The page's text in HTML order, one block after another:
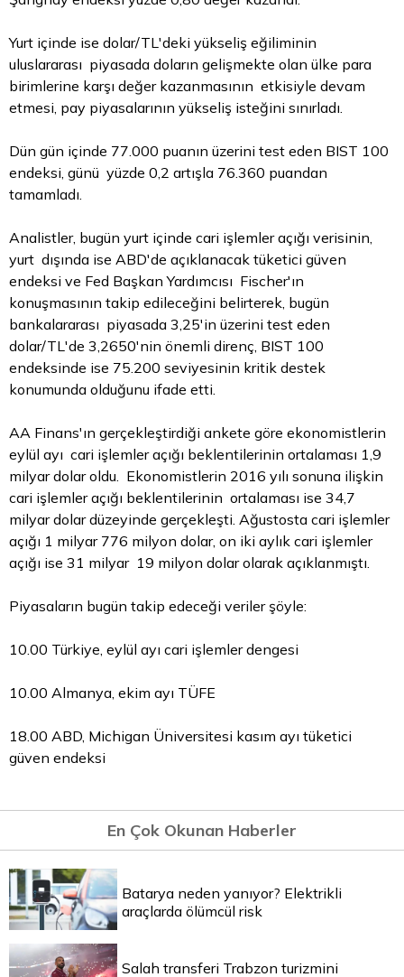
Yurt içinde ise dolar/TL'deki yükseliş eğiliminin
uluslararası piyasada doların gelişmekte olan ülke para
birimlerine karşı değer kazanmasının etkisiyle devam
etmesi, pay piyasalarının yükseliş isteğini sınırladı.
Dün gün içinde 77.000 puanın üzerini test eden BIST 100
endeksi, günü yüzde 0,2 artışla 76.360 puandan
tamamladı.
Analistler, bugün yurt içinde cari işlemler açığı verisinin,
yurt dışında ise ABD'de açıklanacak tüketici güven
endeksi ve Fed Başkan Yardımcısı Fischer'ın
konuşmasının takip edileceğini belirterek, bugün
bankalararası piyasada 3,25'in üzerini test eden
dolar/TL'de 3,2650'nin önemli direnç, BIST 100
endeksinde ise 75.200 seviyesinin kritik destek
konumunda olduğunu ifade etti.
AA Finans'ın gerçekleştirdiği ankete göre ekonomistlerin
eylül ayı cari işlemler açığı beklentilerinin ortalaması 1,9
milyar dolar oldu. Ekonomistlerin 2016 yılı sonuna ilişkin
cari işlemler açığı beklentilerinin ortalaması ise 34,7
milyar dolar düzeyinde gerçekleşti. Ağustosta cari işlemler
açığı 1 milyar 776 milyon dolar, on iki aylık cari işlemler
açığı ise 31 milyar 19 milyon dolar olarak açıklanmıştı.
Piyasaların bugün takip edeceği veriler şöyle:
10.00 Türkiye, eylül ayı cari işlemler dengesi
10.00 Almanya, ekim ayı TÜFE
18.00 ABD, Michigan Üniversitesi kasım ayı tüketici
güven endeksi
En Çok Okunan Haberler
Batarya neden yanıyor? Elektrikli
araçlarda ölümcül risk
Salah transferi Trabzon turizmini